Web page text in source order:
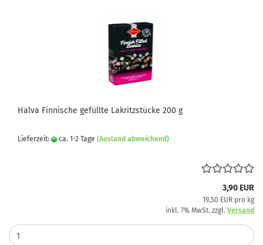
Halva Finnische gefüllte Lakritzstücke 200 g
Lieferzeit: ca. 1-2 Tage (Ausland abweichend)
3,90 EUR
19,50 EUR pro kg
inkl. 7% MwSt. zzgl. Versand